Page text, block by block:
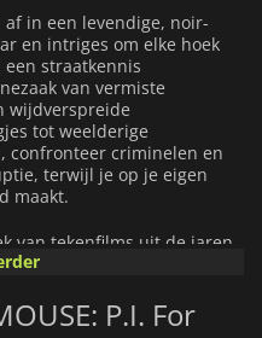
19.14€
af in een levendige, noir-
en intriges om elke hoek
een straatkennis
van vermiste
wijdverspreide
tot weelderige
confronteer criminelen en
terwijl je op je eigen
maakt.
van tekenfilms uit de jaren
shooter-ervaring. Elke
filmische achtergrond
bigband-jazz soundtrack
P.I. For